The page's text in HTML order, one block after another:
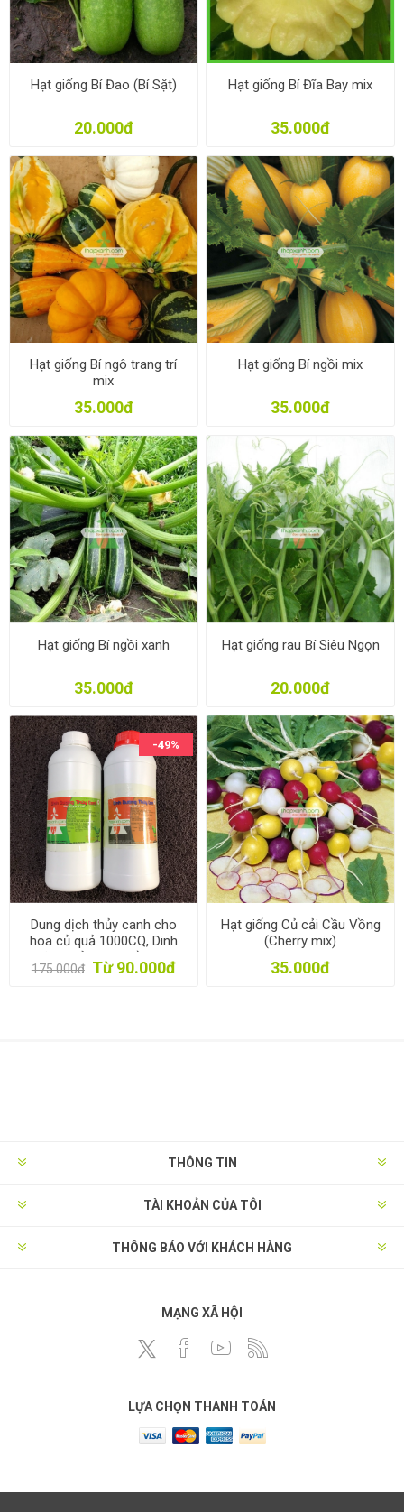
Hạt giống Bí Đao (Bí Sặt)
20.000đ
Hạt giống Bí Đĩa Bay mix
35.000đ
Hạt giống Bí ngô trang trí
mix
35.000đ
Hạt giống Bí ngồi mix
35.000đ
Hạt giống Bí ngồi xanh
35.000đ
Hạt giống rau Bí Siêu Ngọn
20.000đ
-49%
Dung dịch thủy canh cho
hoa củ quả 1000CQ, Dinh
dưỡng thủy canh trồng rau
1l * 2, Phân bón thủy sinh
175.000đ Từ 90.000đ
Hạt giống Củ cải Cầu Vồng
(Cherry mix)
35.000đ
THÔNG TIN
TÀI KHOẢN CỦA TÔI
THÔNG BÁO VỚI KHÁCH HÀNG
MẠNG XÃ HỘI
LỰA CHỌN THANH TOÁN